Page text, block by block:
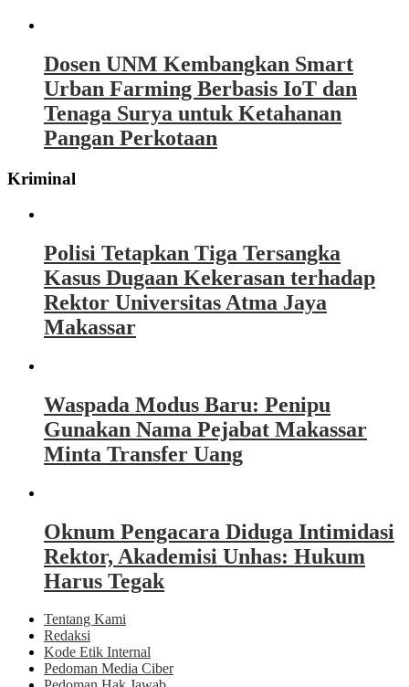
Dosen UNM Kembangkan Smart
Urban Farming Berbasis IoT dan
Tenaga Surya untuk Ketahanan
Pangan Perkotaan
Kriminal
Polisi Tetapkan Tiga Tersangka
Kasus Dugaan Kekerasan terhadap
Rektor Universitas Atma Jaya
Makassar
Waspada Modus Baru: Penipu
Gunakan Nama Pejabat Makassar
Minta Transfer Uang
Oknum Pengacara Diduga Intimidasi
Rektor, Akademisi Unhas: Hukum
Harus Tegak
Tentang Kami
Redaksi
Kode Etik Internal
Pedoman Media Ciber